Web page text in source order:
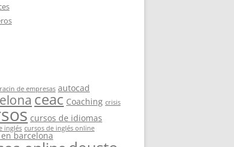
de empresas autocad
ceac Coaching crisis
cursos de idiomas
inglés cursos de inglés online
barcelona